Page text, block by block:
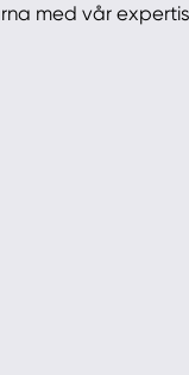
med vår